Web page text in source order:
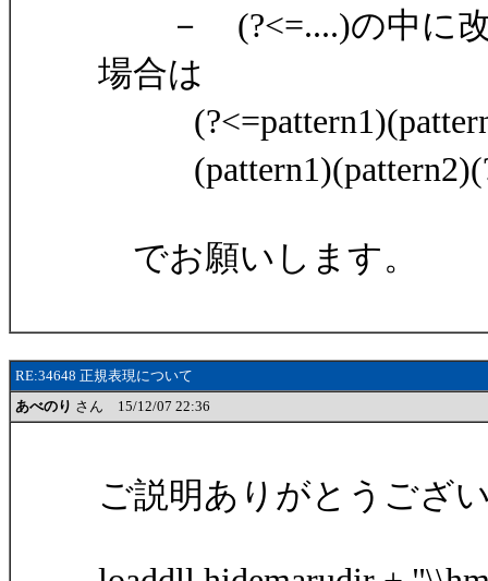
－ (?<=....)の中に改
場合は
でお願いします。
RE:34648 正規表現について
あべのり さん 15/12/07 22:36
ご説明ありがとうござ